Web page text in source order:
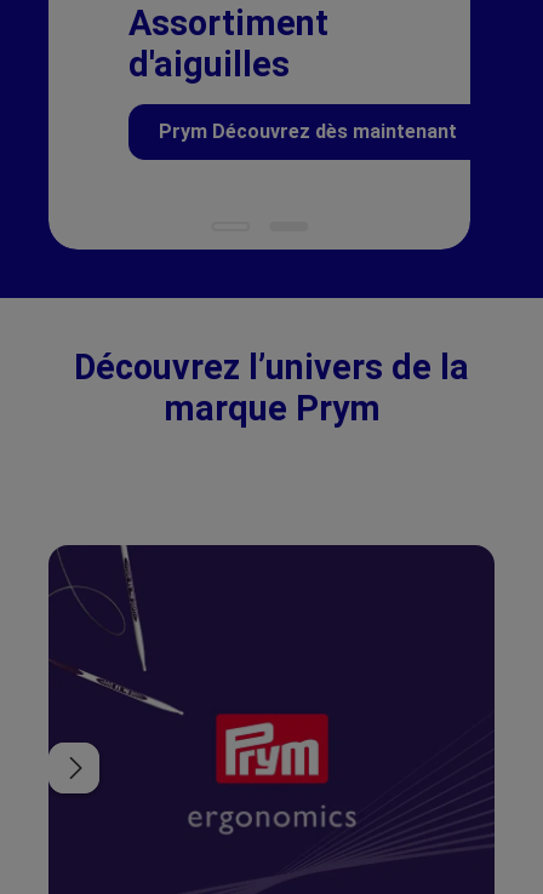
Assortiment
d'aiguilles
Prym Découvrez dès maintenant
Découvrez l’univers de la
marque Prym